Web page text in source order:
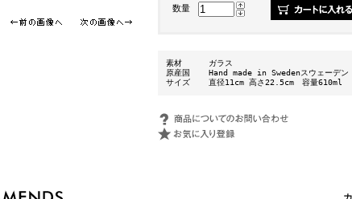
数量
素材
ガラス
原産国
Hand made in Swedenスウェーデン
サイズ
直径11cm 高さ22.5cm 容量610ml